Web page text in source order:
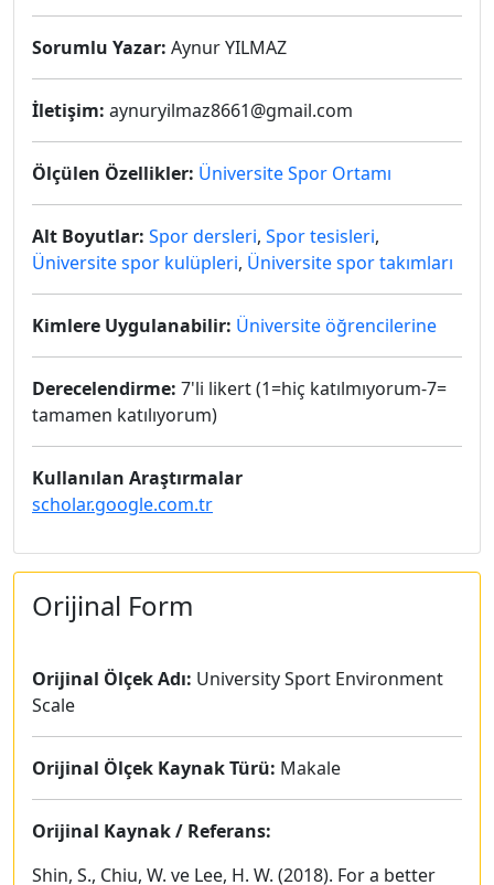
Sorumlu Yazar: Aynur YILMAZ
İletişim: aynuryilmaz8661@gmail.com
Ölçülen Özellikler: Üniversite Spor Ortamı
Alt Boyutlar: Spor dersleri, Spor tesisleri,
Üniversite spor kulüpleri, Üniversite spor takımları
Kimlere Uygulanabilir: Üniversite öğrencilerine
Derecelendirme: 7'li likert (1=hiç katılmıyorum-7=
tamamen katılıyorum)
Kullanılan Araştırmalar
scholar.google.com.tr
Orijinal Form
Orijinal Ölçek Adı: University Sport Environment
Scale
Orijinal Ölçek Kaynak Türü: Makale
Orijinal Kaynak / Referans:
Shin, S., Chiu, W. ve Lee, H. W. (2018). For a better